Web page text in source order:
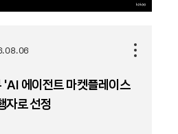
에이전트 마켓플레이스
자로 선정